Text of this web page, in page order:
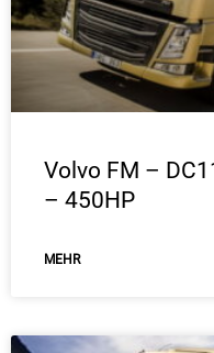
Volvo FM –
– 450HP
ΜEHR